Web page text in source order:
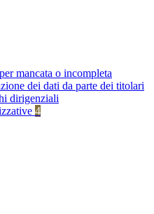
mancata o incompleta
dei dati da parte dei titolari
dirigenziali
4